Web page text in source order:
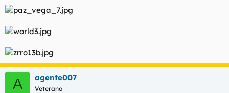
A agente007
Veterano